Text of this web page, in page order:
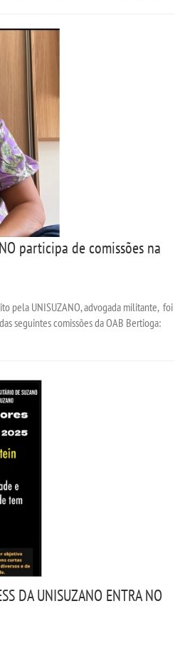
participa de comissões na
pela UNISUZANO, advogada militante, foi
seguintes comissões da OAB Bertioga:
DA UNISUZANO ENTRA NO